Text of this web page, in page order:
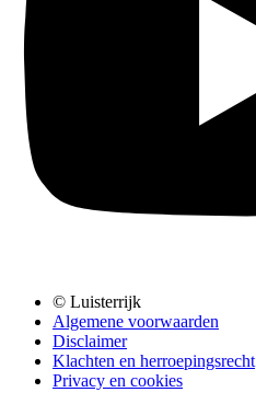
© Luisterrijk
Algemene voorwaarden
Disclaimer
Klachten en herroepingsrecht
Privacy en cookies